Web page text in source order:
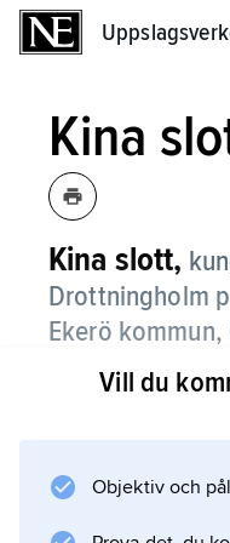
Kina
Kina slott,
Drottningholm
Ekerö
uppfördes 1753
Vill du
Objektiv och